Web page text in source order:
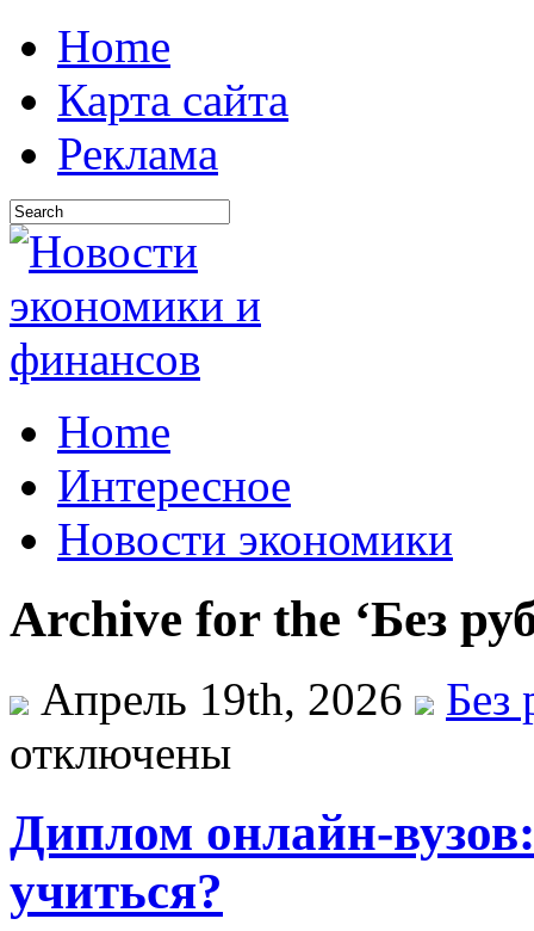
Home
Карта сайта
Реклама
Home
Интересное
Новости экономики
Archive for the ‘Без
Апрель 19th, 2026
Без
отключены
Диплом онлайн-
учиться?